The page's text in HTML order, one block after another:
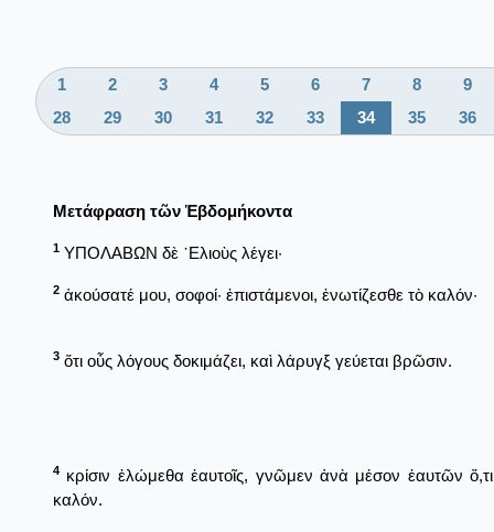
1 2 3 4 5 6 7 8 9
28
29 30 31 32 33 34 35 36
Μετάφραση τῶν Ἑβδομήκοντα
1 ΥΠΟΛΑΒΩΝ δὲ ᾿Ελιοὺς λέγει·
2 ἀκούσατέ μου, σοφοί· ἐπιστάμενοι, ἐνωτίζεσθε τὸ καλόν·
3 ὅτι οὖς λόγους δοκιμάζει, καὶ λάρυγξ γεύεται βρῶσιν.
4 κρίσιν ἑλώμεθα ἑαυτοῖς, γνῶμεν ἀνὰ μέσον ἑαυτῶν ὅ,τι
καλόν.